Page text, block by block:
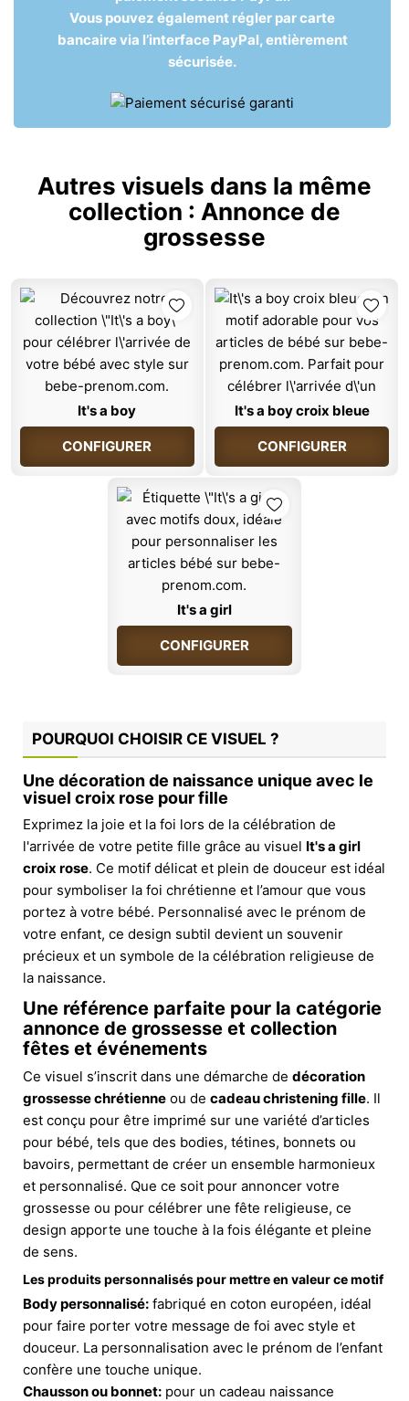
Vous pouvez également régler par carte
bancaire via l’interface PayPal, entièrement
sécurisée.
Autres visuels dans la même
collection : Annonce de
grossesse
It's a boy
CONFIGURER
It's a boy croix bleue
CONFIGURER
It's a girl
CONFIGURER
POURQUOI CHOISIR CE VISUEL ?
Une décoration de naissance unique avec le
visuel croix rose pour fille
Exprimez la joie et la foi lors de la célébration de
l'arrivée de votre petite fille grâce au visuel It's a girl
croix rose. Ce motif délicat et plein de douceur est idéal
pour symboliser la foi chrétienne et l’amour que vous
portez à votre bébé. Personnalisé avec le prénom de
votre enfant, ce design subtil devient un souvenir
précieux et un symbole de la célébration religieuse de
la naissance.
Une référence parfaite pour la catégorie
annonce de grossesse et collection
fêtes et événements
Ce visuel s’inscrit dans une démarche de décoration
grossesse chrétienne ou de cadeau christening fille. Il
est conçu pour être imprimé sur une variété d’articles
pour bébé, tels que des bodies, tétines, bonnets ou
bavoirs, permettant de créer un ensemble harmonieux
et personnalisé. Que ce soit pour annoncer votre
grossesse ou pour célébrer une fête religieuse, ce
design apporte une touche à la fois élégante et pleine
de sens.
Les produits personnalisés pour mettre en valeur ce motif
Body personnalisé: fabriqué en coton européen, idéal
pour faire porter votre message de foi avec style et
douceur. La personnalisation avec le prénom de l’enfant
confère une touche unique.
Chausson ou bonnet: pour un cadeau naissance